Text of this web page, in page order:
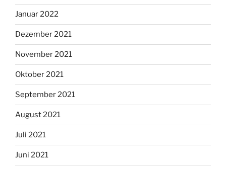
Januar 2022
Dezember 2021
November 2021
Oktober 2021
September 2021
August 2021
Juli 2021
Juni 2021